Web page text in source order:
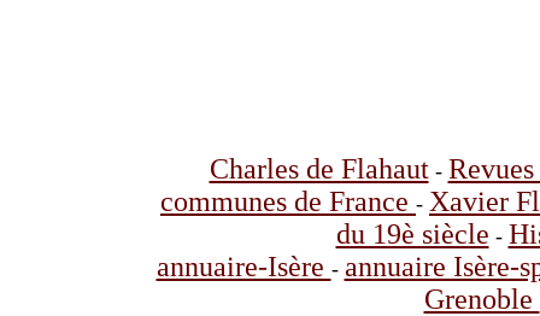
Charles de Flahaut-
communes de France - Xavier
du 19è siècle -
annuaire-Isère - annuaire Isère-
Grenoble